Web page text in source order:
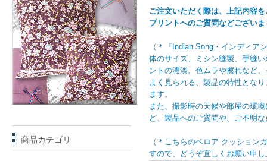
ご注文いただく際は、上記内容
プリントへのご質問などござい
（＊『Indian Song・インディ
体のサイズ、ミシン縫製、手縫
ントの濃淡、色ムラや擦れなど
よく見られる、製品の特性とな
ます。
また、撮影時の天候や部屋の環
ど、製品へのご質問や、ご不明
（＊こちらのベロア クッション
すので、どうぞ宜しくお願い申
商品カテゴリ